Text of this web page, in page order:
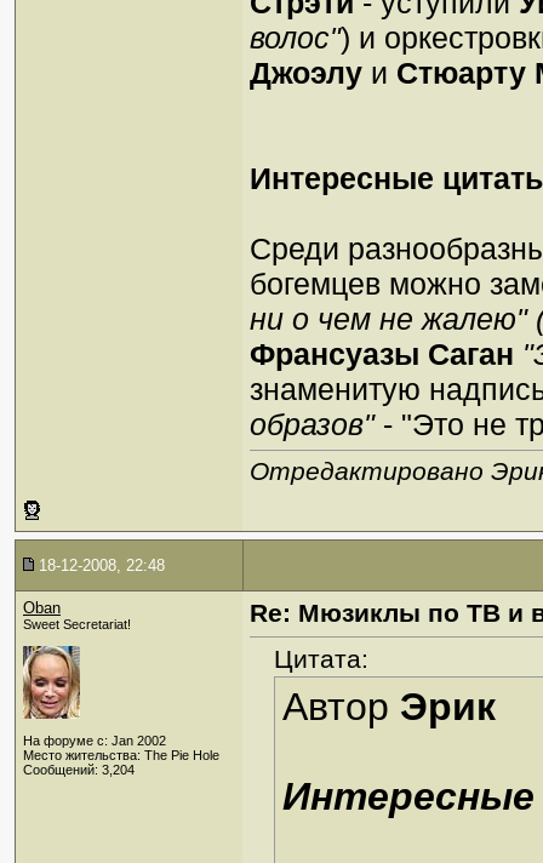
волос") и
Джоэлу и Стюарту
Интересные
Среди
богемцев можно
ни о чем не жалею"
Франсуазы Саган
знаменитую
образов"- "Это не
Отредактировано
18-12-2008, 22:48
Oban
Sweet Secretariat!
На форуме с: Jan 2002
Место жительства: The Pie Hole
Сообщений: 3,204
Re: Мюзиклы по ТВ и
Цитата:
Автор Эрик